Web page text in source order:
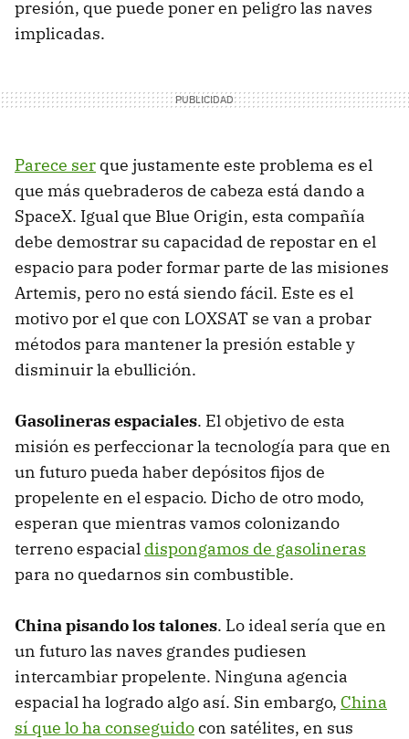
presión, que puede poner en peligro las naves
implicadas.
Parece ser que justamente este problema es el
que más quebraderos de cabeza está dando a
SpaceX. Igual que Blue Origin, esta compañía
debe demostrar su capacidad de repostar en el
espacio para poder formar parte de las misiones
Artemis, pero no está siendo fácil. Este es el
motivo por el que con LOXSAT se van a probar
métodos para mantener la presión estable y
disminuir la ebullición.
Gasolineras espaciales. El objetivo de esta
misión es perfeccionar la tecnología para que en
un futuro pueda haber depósitos fijos de
propelente en el espacio. Dicho de otro modo,
esperan que mientras vamos colonizando
terreno espacial dispongamos de gasolineras
para no quedarnos sin combustible.
China pisando los talones. Lo ideal sería que en
un futuro las naves grandes pudiesen
intercambiar propelente. Ninguna agencia
espacial ha logrado algo así. Sin embargo, China
sí que lo ha conseguidocon satélites, en sus